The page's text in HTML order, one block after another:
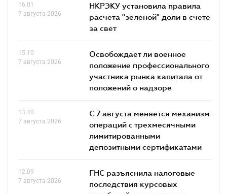
16.01
7 августа 2026
НКРЭКУ установила правила
расчета "зеленой" доли в счете
за свет
15.10
7 августа 2026
Освобождает ли военное
положение профессионального
участника рынка капитала от
положений о надзоре
13.40
7 августа 2026
С 7 августа меняется механизм
операций с трехмесячными
лимитированными
депозитными сертификатами
12.09
7 августа 2026
ГНС разъяснила налоговые
последствия курсовых